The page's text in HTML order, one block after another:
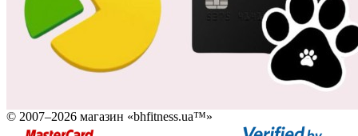
© 2007–2026 магазин «bhfitness.ua™»